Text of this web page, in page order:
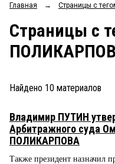
ОБЩЕСТВО
ЗАКОН
ПРОИСШЕСТВИЯ
СТИЛЬ ЖИЗНИ
Главная → Страницы c
Страницы c
Найдено 10 материалов
Владимир ПУТИН
Арбитражного суда
ПОЛИКАРПОВА
Также президент назначил